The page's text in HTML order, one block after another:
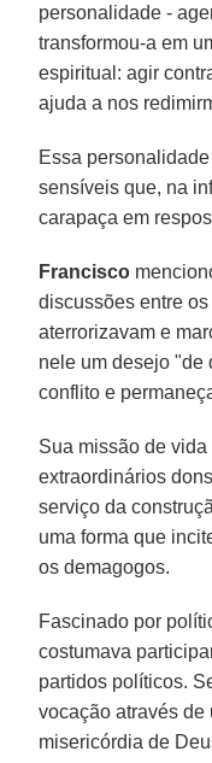
personalidade -
transformou-a em
espiritual: agir
ajuda a nos
Essa
sensíveis que, na
carapaça em
Francisco
discussões entre
aterrorizavam e
nele um desejo "de
conflito e
Sua missão de
extraordinários
serviço da
uma forma que
os demagogos.
Fascinado por
costumava
partidos políticos.
vocação através de
misericórdia de